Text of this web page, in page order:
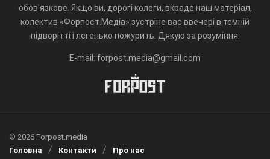
обов'язкове. Якщо ви, дорогі колеги, вкраде наш матеріал,
колектив «Форпост.Медіа» зустріне вас ввечері в темній
підворітті і легенько пожурить. Дякую за розуміння.
E-mail: forpost.media@gmail.com
© 2026 Forpost.media
Головна
Контакти Про нас